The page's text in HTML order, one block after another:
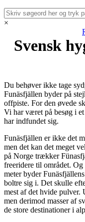
×
Svensk
Du behøver ikke tage
Funäsfjällen byder på
offpiste. For den øvede
Vi har været på besøg i
har indfundet sig.
Funäsfjällen er ikke det
men det kan det meget
på Norge trækker
freeridere til området.
meter byder
boltre sig i. Det skulle
mest af det hvide pulver.
men derimod masser af
de store destinationer i